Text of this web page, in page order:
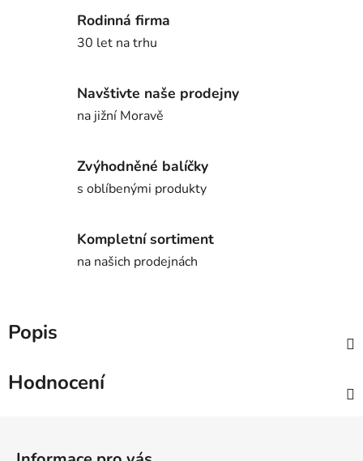
Rodinná firma
30 let na trhu
Navštivte naše prodejny
na jižní Moravě
Zvýhodněné balíčky
s oblíbenými produkty
Kompletní sortiment
na našich prodejnách
Popis
Hodnocení